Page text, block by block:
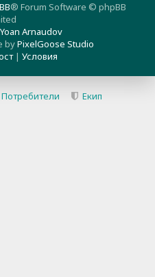
® Forum Software © phpBB
Yoan Arnaudov
byPixelGoose Studio
| Условия
Потребители Екип